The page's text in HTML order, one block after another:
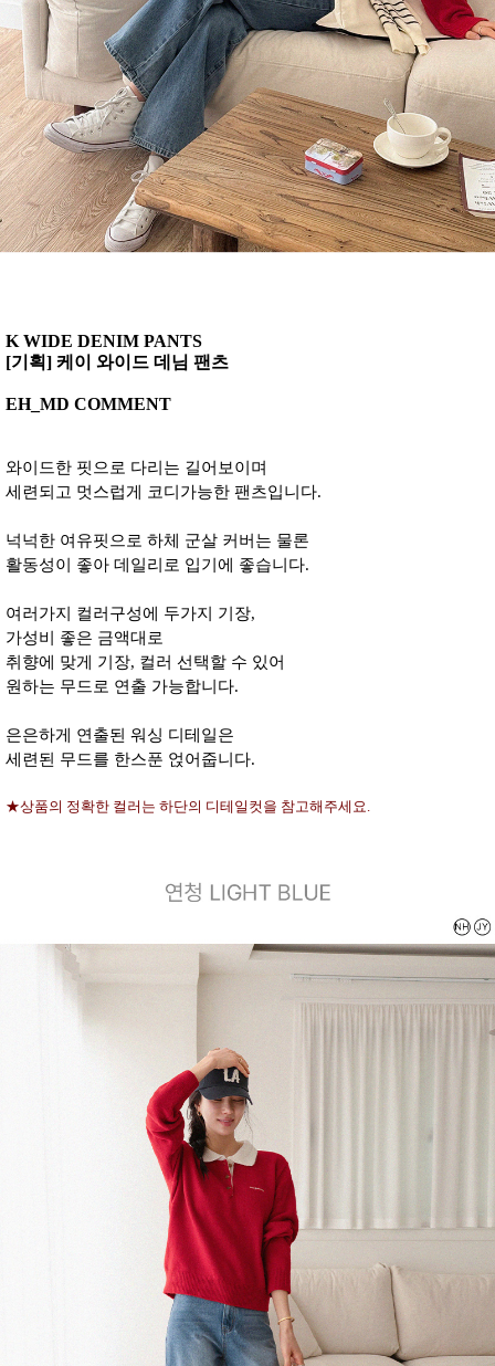
K WIDE DENIM PANTS
[기획] 케이 와이드 데님 팬츠
EH_MD COMMENT
와이드한 핏으로 다리는 길어보이며
세련되고 멋스럽게 코디가능한 팬츠입니다.
넉넉한 여유핏으로 하체 군살 커버는 물론
활동성이 좋아 데일리로 입기에 좋습니다.
여러가지 컬러구성에 두가지 기장,
가성비 좋은 금액대로
취향에 맞게 기장, 컬러 선택할 수 있어
원하는 무드로 연출 가능합니다.
은은하게 연출된 워싱 디테일은
세련된 무드를 한스푼 얹어줍니다.
★상품의 정확한 컬러는 하단의 디테일컷을 참고해주세요.